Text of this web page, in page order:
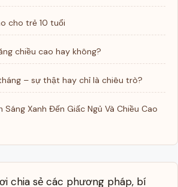
cho trẻ 10 tuổi
chiều cao hay không?
– sự thật hay chỉ là chiêu trò?
Sáng Xanh Đến Giấc Ngủ Và Chiều Cao
chia sẻ các phương pháp, bí